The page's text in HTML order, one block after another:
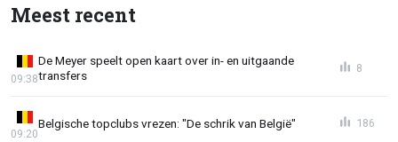
Meest recent
De Meyer speelt open kaart over in- en uitgaande
transfers
09:38
8
Belgische topclubs vrezen: "De schrik van België"
09:20
186